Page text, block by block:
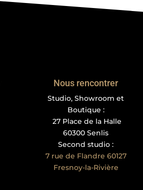
Nous rencontrer
Studio, Showroom et
Boutique :
27 Place de la Halle
60300 Senlis
Second studio :
7 rue de Flandre 60127
Fresnoy-la-Rivière